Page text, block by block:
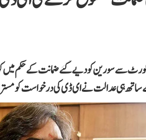
سے سورین کو دیے گئے ضمانت کے حکم میں
ہی عدالت نے ای ڈی کی درخواست کو